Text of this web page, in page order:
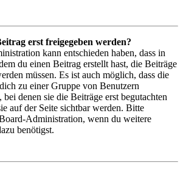
erst freigegeben werden?
kann entschieden haben, dass in
du einen Beitrag erstellt hast, die Beiträge
müssen. Es ist auch möglich, dass die
zu einer Gruppe von Benutzern
denen sie die Beiträge erst begutachten
auf der Seite sichtbar werden. Bitte
Administration, wenn du weitere
benötigst.